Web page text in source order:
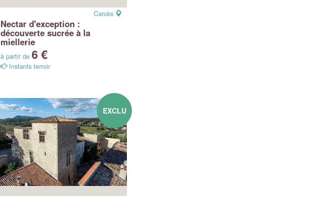
Carcès
Nectar d'exception :
découverte sucrée à la
miellerie
à partir de 6 €
Instants terroir
EXCLU